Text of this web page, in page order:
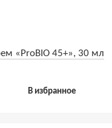
«ProBIO 45+», 30 мл
В избранное